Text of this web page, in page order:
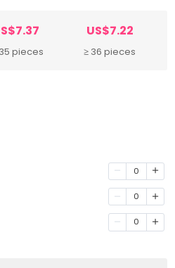
pieces
US$7.22
≥ 36 pieces
0
0
0